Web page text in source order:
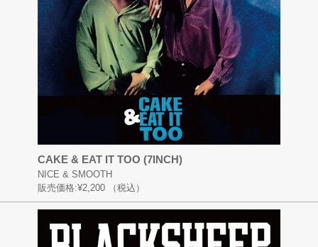
CAKE & EAT IT TOO (7INCH)
NICE & SMOOTH
販売価格:¥2,200 （税込）